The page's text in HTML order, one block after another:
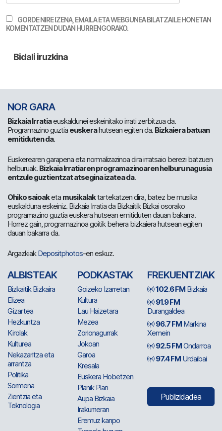
GORDE NIRE IZENA, EMAILA ETA WEBGUNEA BILATZAILE HONETAN
KOMENTATZEN DUDAN HURRENGORAKO.
NOR GARA
Bizkaia Irratiaeuskaldunei eskeinitako irrati zerbitzua da.
Programazino guztia euskerahutsean egiten da. Bizkaiera batuan
emitiduten da.
Euskerearen garapena eta normalizazinoa dira irratsaio berezi batzuen
helburuak. Bizkaia Irratiaren programazinoaren helburu nagusia
entzule guztientzat atsegina izatea da.
Ohiko saioaketa musikalaktartekatzen dira, batez be musika
euskalduna eskeiniz. Bizkaia Irratia da Bizkaitik Bizkai osorako
programazino guztia euskera hutsean emitiduten dauan bakarra.
Horrez gain, programazinoa goitik behera bizkaiera hutsean egiten
dauan bakarra da.
ArgazkiakDepositphotos-en eskuz.
ALBISTEAK
Bizkaitik Bizkaira
Elizea
Gizartea
Hezkuntza
Kirolak
Kulturea
Nekazaritza eta
arrantza
Politika
Sormena
Zientzia eta
Teknologia
PODKASTAK
Goizeko Izarretan
Kultura
Lau Haizetara
Mezea
Zorionagurrak
Jokoan
Garoa
Kresala
Euskera Hobetzen
Planik Plan
Aupa Bizkaia
Irakurrieran
Eremuz kanpo
FREKUENTZIAK
102.6 FM Bizkaia
91.9 FM
Durangaldea
96.7 FM Markina
Xemein
92.5 FMOndarroa
97.4 FM Urdaibai
Publizidadea